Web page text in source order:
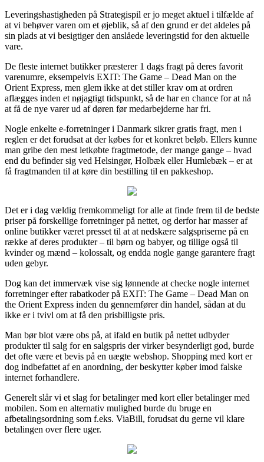
Leveringshastigheden på Strategispil er jo meget aktuel i tilfælde af
at vi behøver varen om et øjeblik, så af den grund er det aldeles på
sin plads at vi besigtiger den anslåede leveringstid for den aktuelle
vare.
De fleste internet butikker præsterer 1 dags fragt på deres favorit
varenumre, eksempelvis EXIT: The Game – Dead Man on the
Orient Express, men glem ikke at det stiller krav om at ordren
aflægges inden et nøjagtigt tidspunkt, så de har en chance for at nå
at få de nye varer ud af døren før medarbejderne har fri.
Nogle enkelte e-forretninger i Danmark sikrer gratis fragt, men i
reglen er det forudsat at der købes for et konkret beløb. Ellers kunne
man gribe den mest letkøbte fragtmetode, der mange gange – hvad
end du befinder sig ved Helsingør, Holbæk eller Humlebæk – er at
få fragtmanden til at køre din bestilling til en pakkeshop.
Det er i dag vældig fremkommeligt for alle at finde frem til de bedste
priser på forskellige forretninger på nettet, og derfor har masser af
online butikker været presset til at at nedskære salgspriserne på en
række af deres produkter – til børn og babyer, og tillige også til
kvinder og mænd – kolossalt, og endda nogle gange garantere fragt
uden gebyr.
Dog kan det immervæk vise sig lønnende at checke nogle internet
forretninger efter rabatkoder på EXIT: The Game – Dead Man on
the Orient Express inden du gennemfører din handel, sådan at du
ikke er i tvivl om at få den prisbilligste pris.
Man bør blot være obs på, at ifald en butik på nettet udbyder
produkter til salg for en salgspris der virker besynderligt god, burde
det ofte være et bevis på en uægte webshop. Shopping med kort er
dog indbefattet af en anordning, der beskytter køber imod falske
internet forhandlere.
Generelt slår vi et slag for betalinger med kort eller betalinger med
mobilen. Som en alternativ mulighed burde du bruge en
afbetalingsordning som f.eks. ViaBill, forudsat du gerne vil klare
betalingen over flere uger.